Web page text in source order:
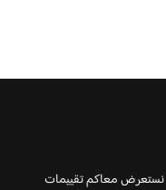
معاكم تقييمات